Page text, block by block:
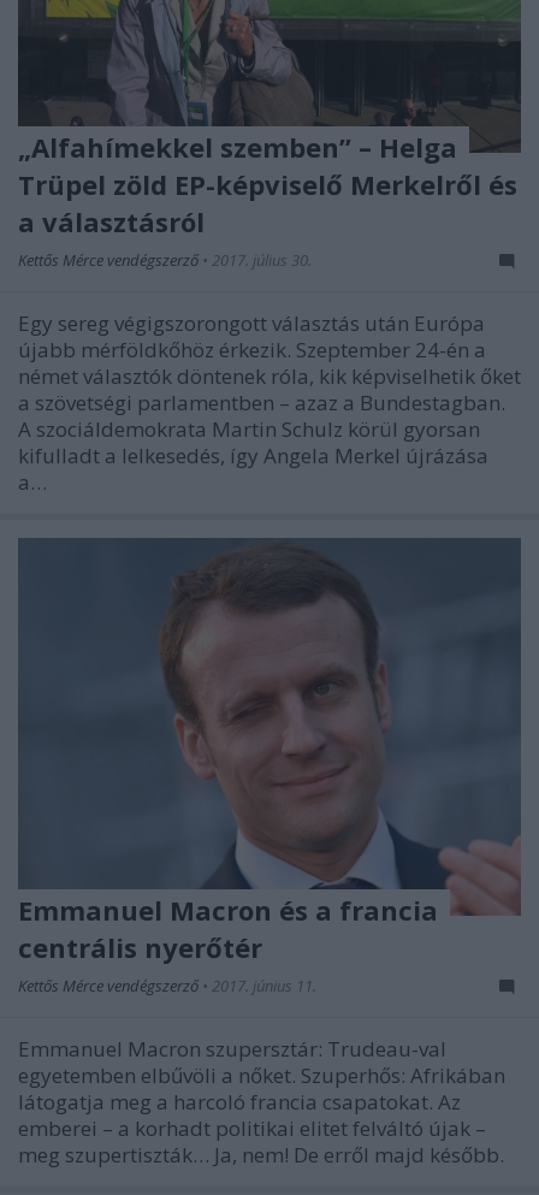
„Alfahímekkel szemben” – Helga
Trüpel zöld EP-képviselő Merkelről és
a választásról
Kettős Mérce vendégszerző • 2017. július 30.
Egy sereg végigszorongott választás után Európa
újabb mérföldkőhöz érkezik. Szeptember 24-én a
német választók döntenek róla, kik képviselhetik őket
a szövetségi parlamentben – azaz a Bundestagban.
A szociáldemokrata Martin Schulz körül gyorsan
kifulladt a lelkesedés, így Angela Merkel újrázása
a…
Emmanuel Macron és a francia
centrális nyerőtér
Kettős Mérce vendégszerző • 2017. június 11.
Emmanuel Macron szupersztár: Trudeau-val
egyetemben elbűvöli a nőket. Szuperhős: Afrikában
látogatja meg a harcoló francia csapatokat. Az
emberei – a korhadt politikai elitet felváltó újak –
meg szupertiszták… Ja, nem! De erről majd később.